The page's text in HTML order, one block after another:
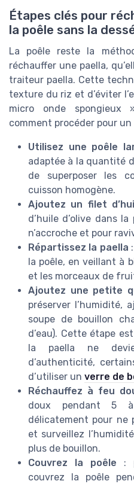
Étapes clés pour
la poêle sans la
La poêle reste la
réchauffer une paella,
traiteur paella. Cette
texture du riz et d’éviter
micro onde spongieux
comment procéder pour
Utilisez une poêle
adaptée à la quantité
de superposer les
cuisson homogène.
Ajoutez un filet
d’huile d’olive dans
n’accroche et pour
Répartissez la paella
la poêle, en veillant à
et les morceaux de
Ajoutez une petite
préserver l’humidité,
soupe de bouillon
d’eau). Cette étape
la paella ne
d’authenticité,
d’utiliser un verre de
Réchauffez à feu
doux pendant 5 à
délicatement pour ne
et surveillez
plus de bouillon.
Couvrez la poêle :
couvrez la poêle